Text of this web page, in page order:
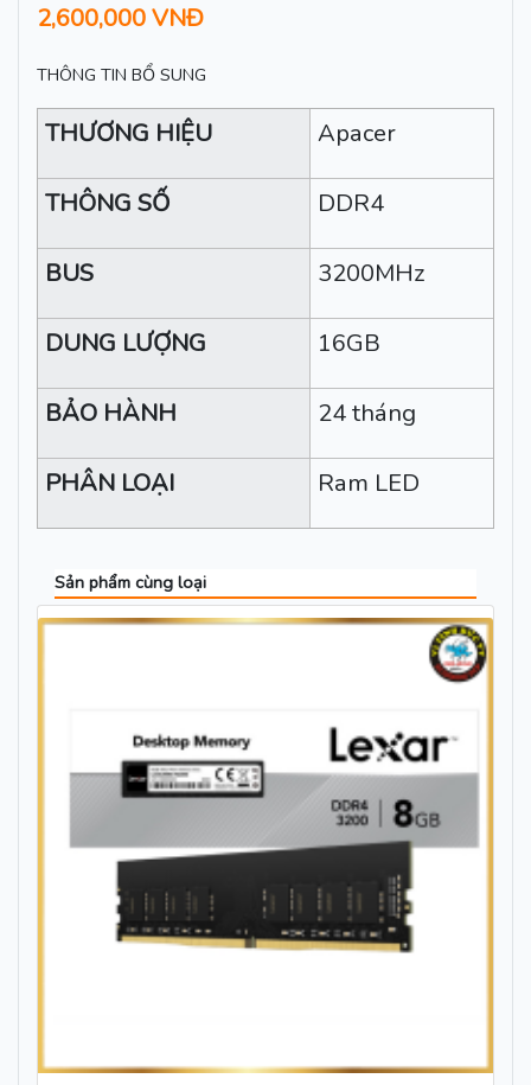
2,600,000 VNĐ
THÔNG TIN BỔ SUNG
THƯƠNG HIỆU Apacer
THÔNG SỐ DDR4
BUS 3200MHz
DUNG LƯỢNG 16GB
BẢO HÀNH 24 tháng
PHÂN LOẠI Ram LED
Sản phẩm cùng loại